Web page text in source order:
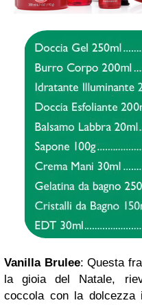
Vanilla Brulee: Questa
la gioia del Natale,
coccola con la dolcezza